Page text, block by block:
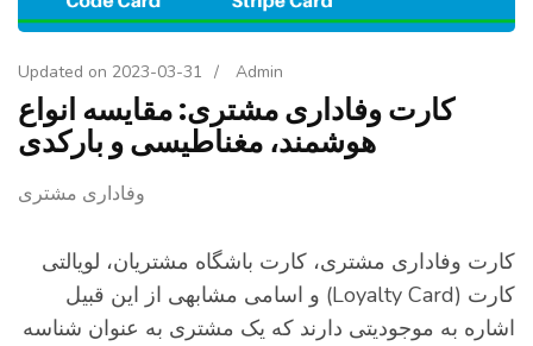
Updated on2023-03-31 / Admin
کارت وفاداری مشتری: مقایسه انواع
هوشمند، مغناطیسی و بارکدی
وفاداری مشتری
وفاداری مشتری، کارت باشگاه مشتریان، لویالتی
کارت (Loyalty Card) و اسامی مشابهی از این قبیل
به موجودیتی دارند که یک مشتری به عنوان شناسه